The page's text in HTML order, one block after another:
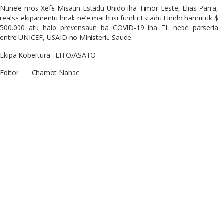
Nune’e mos Xefe Misaun Estadu Unido iha Timor Leste, Elias Parra,
realsa ekipamentu hirak ne’e mai husi fundu Estadu Unido hamutuk $
500.000 atu halo prevensaun ba COVID-19 iha TL nebe parseria
entre UNICEF, USAID no Ministeriu Saude.
Ekipa Kobertura : LITO/ASATO
Editor : Chamot Nahac